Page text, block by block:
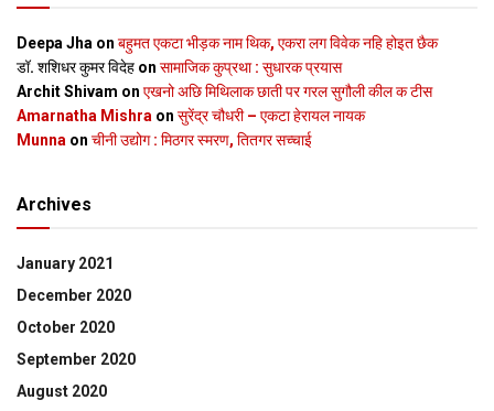
Deepa Jha on बहुमत एकटा भीड़क नाम थिक, एकरा लग विवेक नहि होइत छैक
डॉ. शशिधर कुमर विदेह on सामाजिक कुप्रथा : सुधारक प्रयास
Archit Shivam on एखनो अछि मिथिलाक छाती पर गरल सुगौली कील क टीस
Amarnatha Mishra on सुरेंद्र चौधरी – एकटा हेरायल नायक
Munna on चीनी उद्योग : मिठगर स्‍मरण, तितगर सच्‍चाई
Archives
January 2021
December 2020
October 2020
September 2020
August 2020